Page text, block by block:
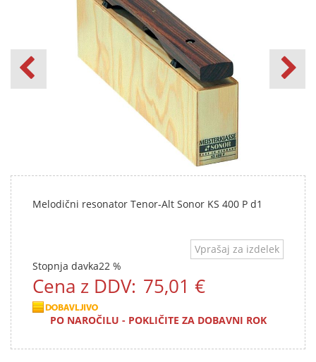
Melodični resonator Tenor-Alt Sonor KS 400 P d1
Vprašaj za izdelek
Stopnja davka22 %
Cena z DDV: 75,01 €
PO NAROČILU - POKLIČITE ZA DOBAVNI ROK